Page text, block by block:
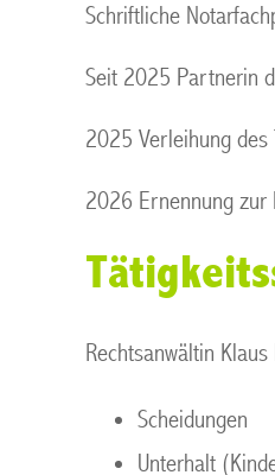
Schriftliche
Seit 2025 Partnerin
2025 Verleihung des
2026 Ernennung zur
Rechtsanwältin
Scheidungen
Unterhalt